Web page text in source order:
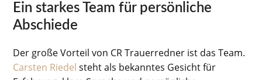
Ein starkes Team für persönliche
Abschiede
Der große Vorteil von CR Trauerredner ist das Team.
Carsten Riedel steht als bekanntes Gesicht für